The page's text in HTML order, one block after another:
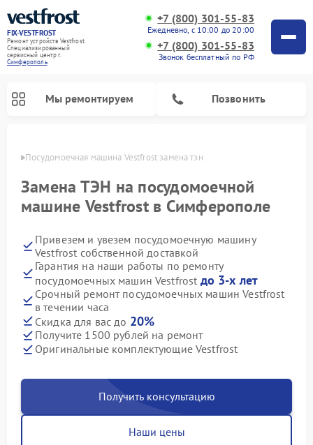
FIX-VESTFROST
Ремонт устройств Vestfrost
Специализированный
cервисный центр г.
Симферополь
+7 (800) 301-55-83
Ежедневно, с 10:00 до 20:00
+7 (800) 301-55-83
Звонок бесплатный по РФ
Мы ремонтируем Позвонить
Посудомоечная машина Vestfrost замена тэн
Замена ТЭН на посудомоечной
машине Vestfrost в Симферополе
Привезем и увезем посудомоечную машину
Vestfrost собственной доставкой
Гарантия на наши работы по ремонту
посудомоечных машин Vestfrost до 3-х лет
Срочный ремонт посудомоечных машин Vestfrost
в течении часа
Скидка для вас до 20%
Получите 1500 рублей на ремонт
Оригинальные комплектующие Vestfrost
Получить консультацию
Наши цены